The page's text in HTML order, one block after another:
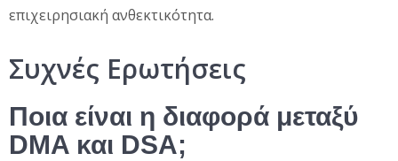
επιχειρησιακή ανθεκτικότητα.
Συχνές Ερωτήσεις
Ποια είναι η διαφορά μεταξύ
DMA και DSA;